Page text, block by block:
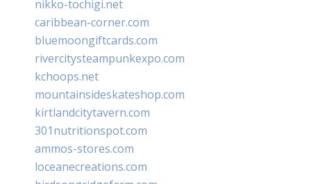
nikko-tochigi.net
caribbean-corner.com
bluemoongiftcards.com
rivercitysteampunkexpo.com
kchoops.net
mountainsideskateshop.com
kirtlandcitytavern.com
301nutritionspot.com
ammos-stores.com
loceanecreations.com